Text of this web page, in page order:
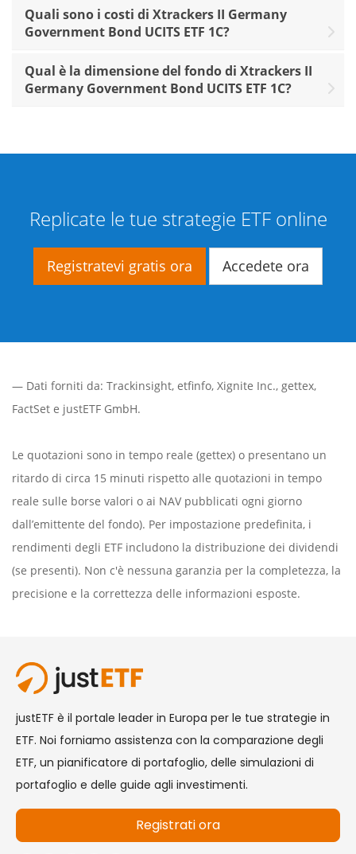
Quali sono i costi di Xtrackers II Germany
Government Bond UCITS ETF 1C?
Qual è la dimensione del fondo di Xtrackers II
Germany Government Bond UCITS ETF 1C?
Replicate le tue strategie ETF online
Registratevi gratis ora Accedete ora
— Dati forniti da: Trackinsight, etfinfo, Xignite Inc., gettex,
FactSet e justETF GmbH.
Le quotazioni sono in tempo reale (gettex) o presentano un
ritardo di circa 15 minuti rispetto alle quotazioni in tempo
reale sulle borse valori o ai NAV pubblicati ogni giorno
dall’emittente del fondo). Per impostazione predefinita, i
rendimenti degli ETF includono la distribuzione dei dividendi
(se presenti). Non c'è nessuna garanzia per la completezza, la
precisione e la correttezza delle informazioni esposte.